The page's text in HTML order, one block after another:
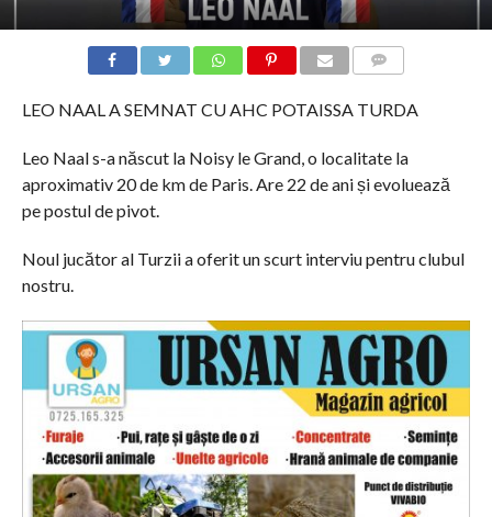
LEO NAAL A SEMNAT CU AHC POTAISSA TURDA
Leo Naal s-a născut la Noisy le Grand, o localitate la
aproximativ 20 de km de Paris. Are 22 de ani și evoluează
pe postul de pivot.
Noul jucător al Turzii a oferit un scurt interviu pentru clubul
nostru.